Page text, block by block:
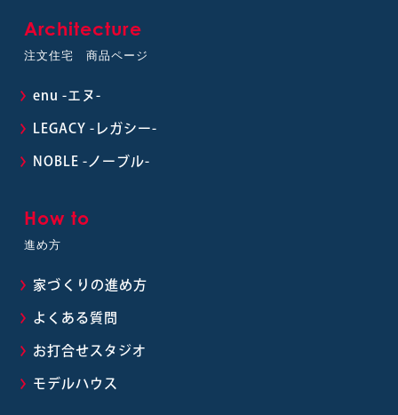
Architecture
注文住宅 商品ページ
enu -エヌ-
LEGACY -レガシー-
NOBLE -ノーブル-
How to
進め方
家づくりの進め方
よくある質問
お打合せスタジオ
モデルハウス